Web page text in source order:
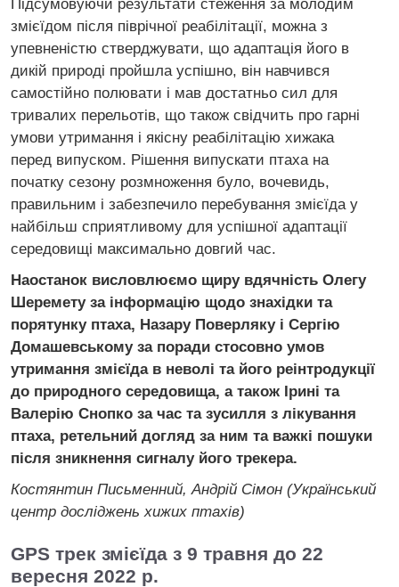
Підсумовуючи результати стеження за молодим
змієїдом після піврічної реабілітації, можна з
упевненістю стверджувати, що адаптація його в
дикій природі пройшла успішно, він навчився
самостійно полювати і мав достатньо сил для
тривалих перельотів, що також свідчить про гарні
умови утримання і якісну реабілітацію хижака
перед випуском. Рішення випускати птаха на
початку сезону розмноження було, вочевидь,
правильним і забезпечило перебування змієїда у
найбільш сприятливому для успішної адаптації
середовищі максимально довгий час.
Наостанок висловлюємо щиру вдячність Олегу
Шеремету за інформацію щодо знахідки та
порятунку птаха, Назару Поверляку і Сергію
Домашевському за поради стосовно умов
утримання змієїда в неволі та його реінтродукції
до природного середовища, а також Ірині та
Валерію Снопко за час та зусилля з лікування
птаха, ретельний догляд за ним та важкі пошуки
після зникнення сигналу його трекера.
Костянтин Письменний, Андрій Сімон (Український
центр досліджень хижих птахів)
GPS трек змієїда з 9 травня до 22
вересня 2022 р.